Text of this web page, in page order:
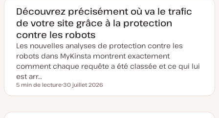
m
i
s
e
à
j
o
u
r
Découvrez précisément où va le trafic
de votre site grâce à la protection
contre les robots
Les nouvelles analyses de protection contre les
robots dans MyKinsta montrent exactement
comment chaque requête a été classée et ce qui lui
est arr…
Temps de lecture
5 min de lecture
a
30 juillet 2026